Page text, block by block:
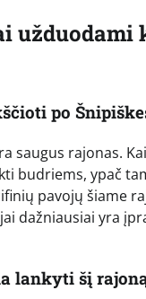
užduodami
po
saugus rajonas.
budriems, ypač
pavojų šiame
dažniausiai yra
lankyti šį